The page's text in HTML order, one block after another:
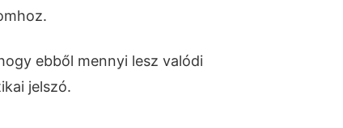
ebből mennyi lesz valódi
jelszó.